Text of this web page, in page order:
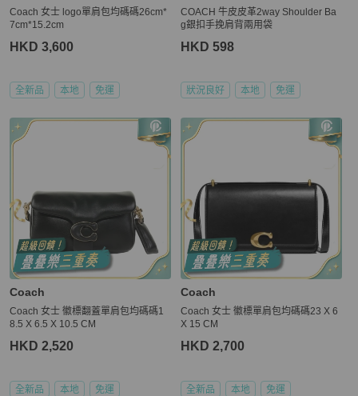
Coach 女士 logo單肩包均碼碼26cm*
7cm*15.2cm
HKD 3,600
全新品 本地 免運
COACH 牛皮皮革2way Shoulder Ba
g銀扣手挽肩背兩用袋
HKD 598
狀況良好 本地 免運
Coach
Coach 女士 徽標翻蓋單肩包均碼碼1
8.5 X 6.5 X 10.5 CM
HKD 2,520
全新品 本地 免運
Coach
Coach 女士 徽標單肩包均碼碼23 X 6
X 15 CM
HKD 2,700
全新品 本地 免運